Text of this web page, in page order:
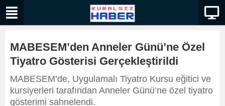
MABESEM’den Anneler Günü’ne Özel
Tiyatro Gösterisi Gerçekleştirildi
MABESEM’de, Uygulamalı Tiyatro Kursu eğitici ve
kursiyerleri tarafından Anneler Günü’ne özel tiyatro
gösterimi sahnelendi.